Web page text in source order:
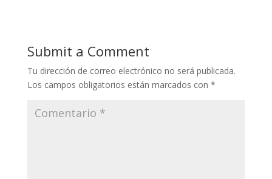
Submit a Comment
Tu dirección de correo electrónico no será publicada.
Los campos obligatorios están marcados con *